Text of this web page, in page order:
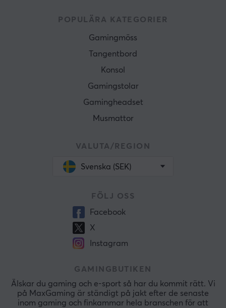
POPULÄRA KATEGORIER
Gamingmöss
Tangentbord
Konsol
Gamingstolar
Gamingheadset
Musmattor
VALUTA/REGION
Svenska (SEK)
FÖLJ OSS
Facebook
X
Instagram
GAMINGBUTIKEN
Älskar du gaming och e-sport så har du kommit rätt. Vi
på MaxGaming är ständigt på jakt efter de senaste
inom gaming och finkammar hela branschen för att